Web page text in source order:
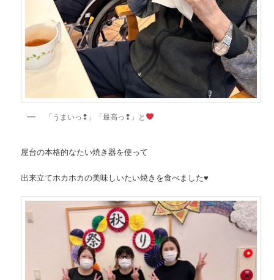
「うまいっ❢」「最高っ❢」と
屋台の本格的なたい焼き器を使って
出来立てホカホカの美味しいたい焼きを食べました♥